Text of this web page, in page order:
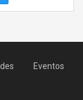
Eventos